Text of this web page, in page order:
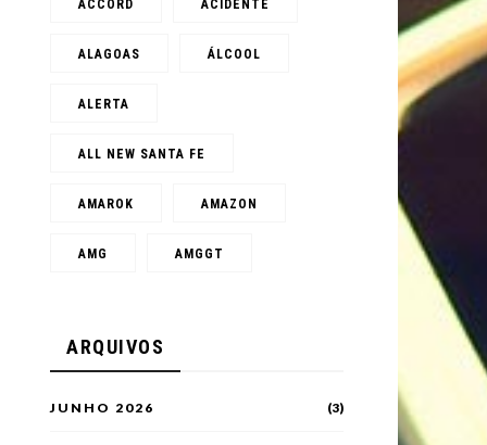
ACCORD ACIDENTE
ALAGOAS ÁLCOOL
ALERTA
ALL NEW SANTA FE
AMAROK AMAZON
AMG AMGGT
ARQUIVOS
JUNHO 2026 (3)